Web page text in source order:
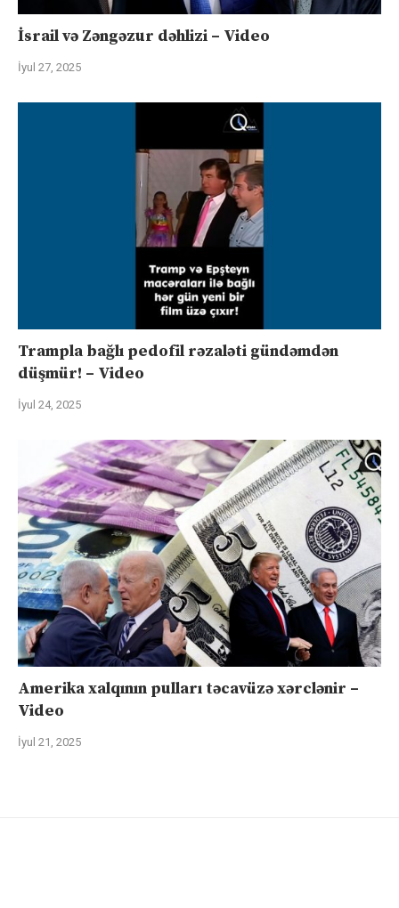
İsrail və Zəngəzur dəhlizi – Video
İyul 27, 2025
Trampla bağlı pedofil rəzaləti gündəmdən
düşmür! – Video
İyul 24, 2025
Amerika xalqının pulları təcavüzə xərclənir –
Video
İyul 21, 2025